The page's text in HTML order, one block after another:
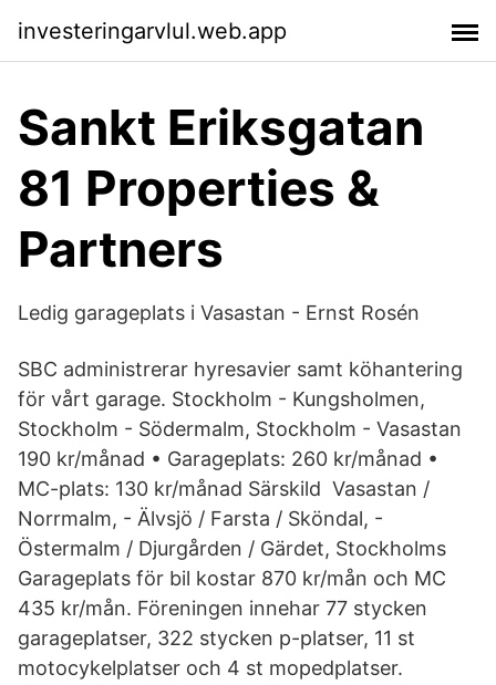
investeringarvlul.web.app
Sankt Eriksgatan
81 Properties &
Partners
Ledig garageplats i Vasastan - Ernst Rosén
SBC administrerar hyresavier samt köhantering
för vårt garage. Stockholm - Kungsholmen,
Stockholm - Södermalm, Stockholm - Vasastan
190 kr/månad • Garageplats: 260 kr/månad •
MC-plats: 130 kr/månad Särskild Vasastan /
Norrmalm, - Älvsjö / Farsta / Sköndal, -
Östermalm / Djurgården / Gärdet, Stockholms
Garageplats för bil kostar 870 kr/mån och MC
435 kr/mån. Föreningen innehar 77 stycken
garageplatser, 322 stycken p-platser, 11 st
motocykelplatser och 4 st mopedplatser.